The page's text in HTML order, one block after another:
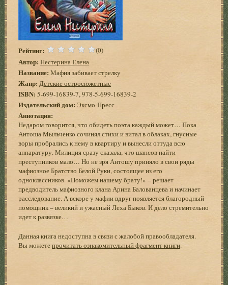
Рейтинг: (0)
Автор: Нестерина Елена
Название: Мафия забивает стрелку
Жанр: Детские остросюжетные
ISBN:5-699-16839-7, 978-5-699-16839-2
Издательский дом:Эксмо-Пресс
Аннотация:
Недаром говорится, что обидеть поэта каждый может… Пока
Антоша Мыльченко сочинял стихи и витал в облаках, гнусные
воры пробрались к нему в квартиру и вынесли оттуда всю
аппаратуру. Милиция сразу сказала, что шансов найти
преступников мало… Но не зря Антошу приняло в свои ряды
мафиозное Братство Белой Руки, состоящее из его
одноклассников. «Поможем нашему брату!» – решает
предводитель мафиозного клана Арина Балованцева и начинает
расследование. А вскоре у мафии вдруг появляется благородный
помощник – великий и ужасный Леха Быков. И дело стремительно
идет к развязке…
Данная книга недоступна в связи с жалобой правообладателя.
Вы можетепрочитать ознакомительный фрагмент книги.